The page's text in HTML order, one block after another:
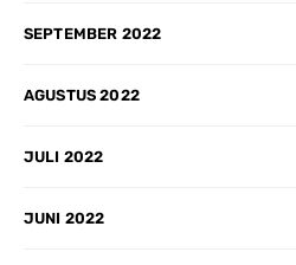
SEPTEMBER 2022
AGUSTUS 2022
JULI 2022
JUNI 2022